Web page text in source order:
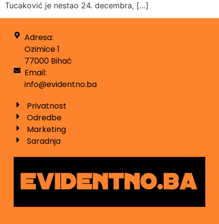
Tucaković je nestao 24. decembra, […]
Adresa:
Ozimice 1
77000 Bihać
Email:
info@evidentno.ba
Privatnost
Odredbe
Marketing
Saradnja